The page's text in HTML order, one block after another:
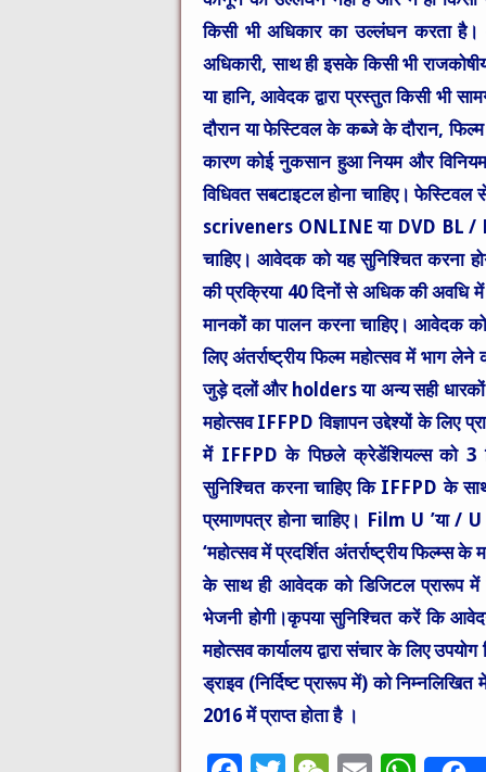
किसी भी अधिकार का उल्लंघन करता है।
अधिकारी, साथ ही इसके किसी भी
या हानि, आवेदक द्वारा प्रस्तुत किसी भी
दौरान या फेस्टिवल के कब्जे के दौरान,
कारण कोई नुकसान हुआ नियम और
विधिवत सबटाइटल होना चाहिए। फेस्टिवल
scriveners ONLINE या DVD BL /
चाहिए। आवेदक को यह सुनिश्चित करना
की प्रक्रिया 40 दिनों से अधिक की अवधि
मानकों का पालन करना चाहिए। आवेदक को
लिए अंतर्राष्ट्रीय फिल्म महोत्सव में भाग
जुड़े दलों और holders या अन्य सही धारकों
महोत्सव IFFPD विज्ञापन उद्देश्यों के लिए
में IFFPD के पिछले क्रेडेंशियल्स को 3
सुनिश्चित करना चाहिए कि IFFPD के
प्रमाणपत्र होना चाहिए। Film U ’या /
‘महोत्सव में प्रदर्शित अंतर्राष्ट्रीय
के साथ ही आवेदक को डिजिटल प्रारूप में
भेजनी होगी।कृपया सुनिश्चित करें कि
महोत्सव कार्यालय द्वारा संचार के लिए
ड्राइव (निर्दिष्ट प्रारूप में) को
2016 में प्राप्त होता है ।